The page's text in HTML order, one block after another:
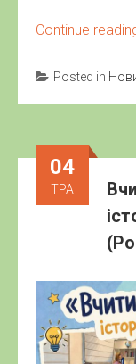
Continue
Posted in
04
ТРА